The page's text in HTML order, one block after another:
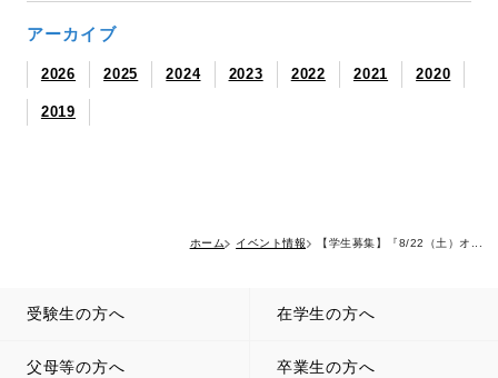
アーカイブ
2026 2025 2024 2023 2022 2021 2020
2019
ホーム イベント情報 【学生募集】『8/22（土）オ...
受験生の方へ 在学生の方へ
父母等の方へ 卒業生の方へ